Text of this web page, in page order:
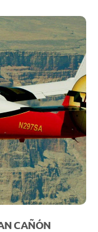
CAÑÓN